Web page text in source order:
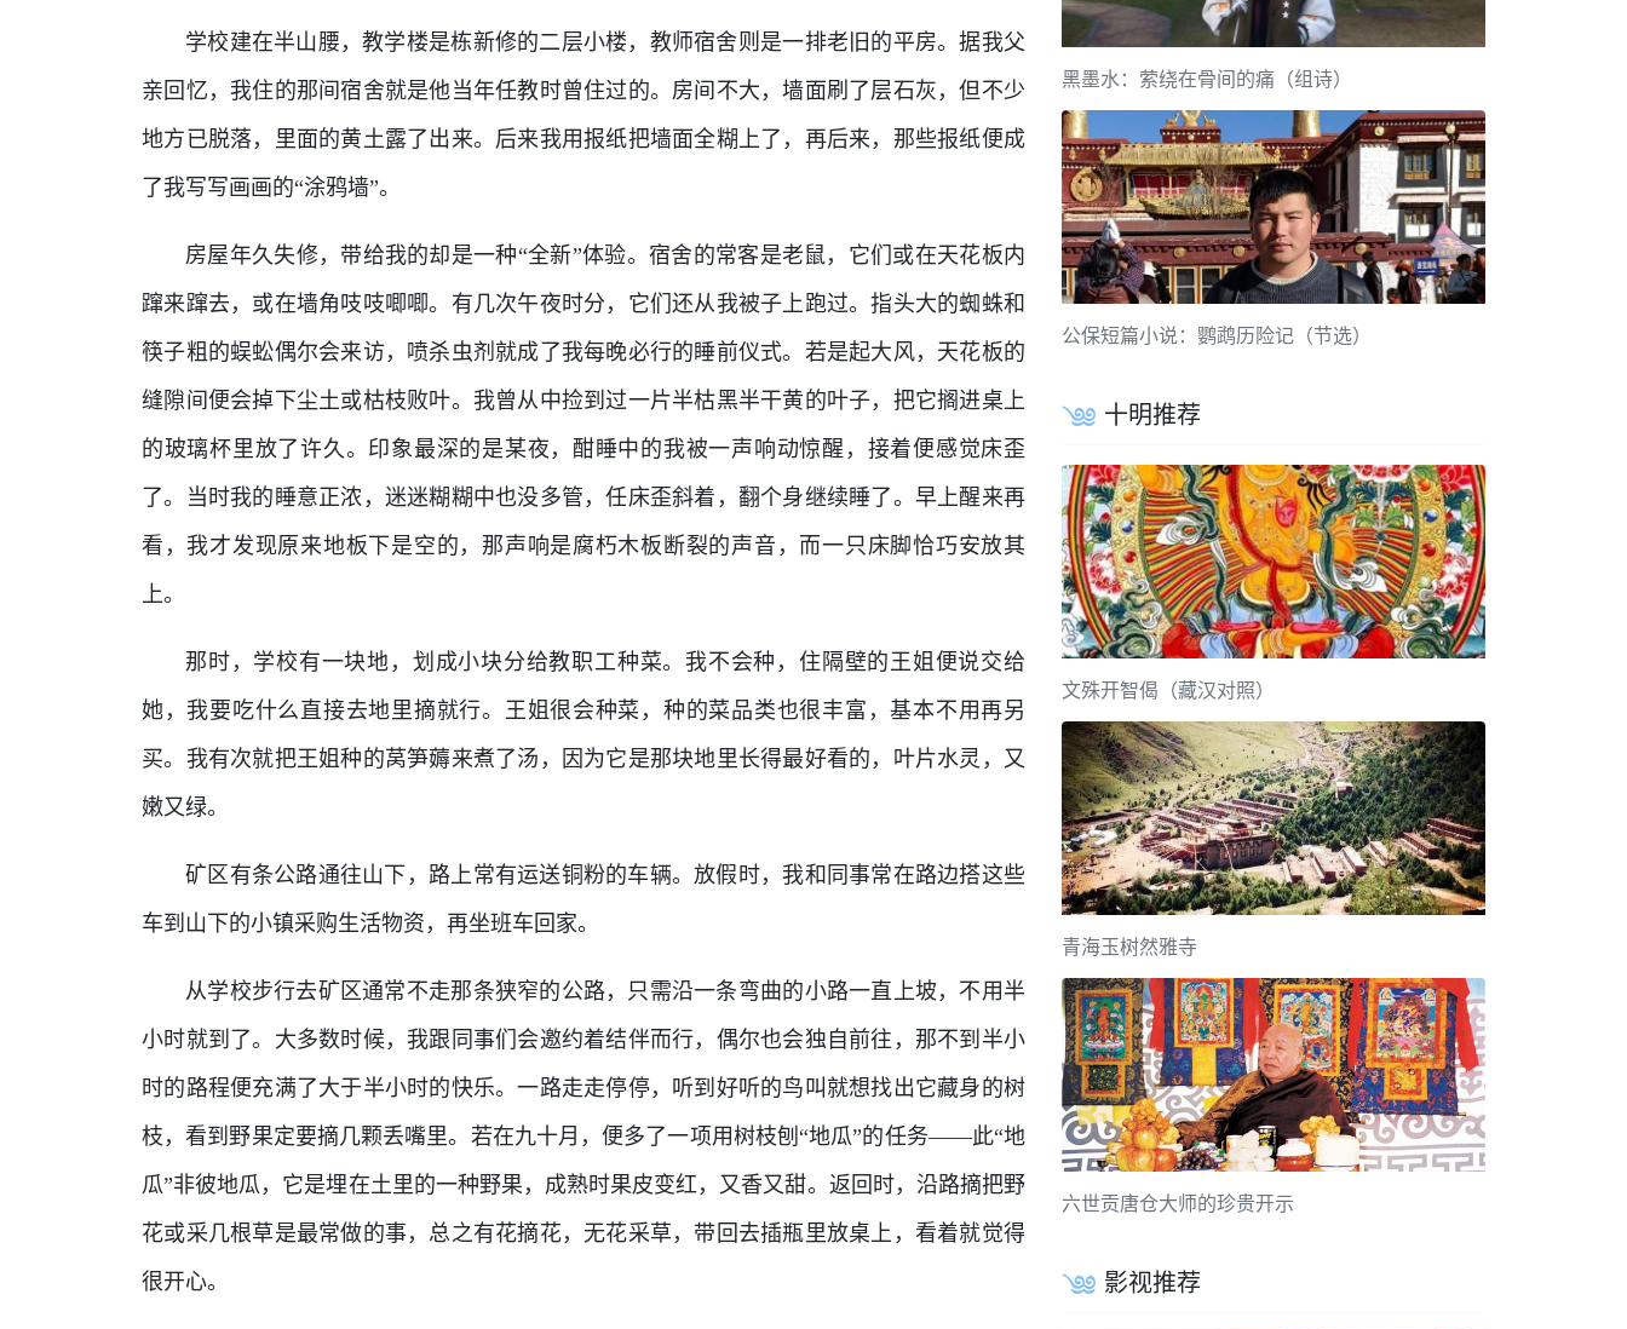
学校建在半山腰，教学楼是栋新修的二层小楼，教师宿舍则是一排老旧的平房。据我父
亲回忆，我住的那间宿舍就是他当年任教时曾住过的。房间不大，墙面刷了层石灰，但不少
地方已脱落，里面的黄土露了出来。后来我用报纸把墙面全糊上了，再后来，那些报纸便成
了我写写画画的“涂鸦墙”。
房屋年久失修，带给我的却是一种“全新”体验。宿舍的常客是老鼠，它们或在天花板内
蹿来蹿去，或在墙角吱吱唧唧。有几次午夜时分，它们还从我被子上跑过。指头大的蜘蛛和
筷子粗的蜈蚣偶尔会来访，喷杀虫剂就成了我每晚必行的睡前仪式。若是起大风，天花板的
缝隙间便会掉下尘土或枯枝败叶。我曾从中捡到过一片半枯黑半干黄的叶子，把它搁进桌上
的玻璃杯里放了许久。印象最深的是某夜，酣睡中的我被一声响动惊醒，接着便感觉床歪
了。当时我的睡意正浓，迷迷糊糊中也没多管，任床歪斜着，翻个身继续睡了。早上醒来再
看，我才发现原来地板下是空的，那声响是腐朽木板断裂的声音，而一只床脚恰巧安放其
上。
那时，学校有一块地，划成小块分给教职工种菜。我不会种，住隔壁的王姐便说交给
她，我要吃什么直接去地里摘就行。王姐很会种菜，种的菜品类也很丰富，基本不用再另
买。我有次就把王姐种的莴笋薅来煮了汤，因为它是那块地里长得最好看的，叶片水灵，又
嫩又绿。
矿区有条公路通往山下，路上常有运送铜粉的车辆。放假时，我和同事常在路边搭这些
车到山下的小镇采购生活物资，再坐班车回家。
从学校步行去矿区通常不走那条狭窄的公路，只需沿一条弯曲的小路一直上坡，不用半
小时就到了。大多数时候，我跟同事们会邀约着结伴而行，偶尔也会独自前往，那不到半小
时的路程便充满了大于半小时的快乐。一路走走停停，听到好听的鸟叫就想找出它藏身的树
枝，看到野果定要摘几颗丢嘴里。若在九十月，便多了一项用树枝刨“地瓜”的任务——此“地
瓜”非彼地瓜，它是埋在土里的一种野果，成熟时果皮变红，又香又甜。返回时，沿路摘把野
花或采几根草是最常做的事，总之有花摘花，无花采草，带回去插瓶里放桌上，看着就觉得
很开心。
黑墨水：萦绕在骨间的痛（组诗）
公保短篇小说：鹦鹉历险记（节选）
十明推荐
文殊开智偈（藏汉对照）
青海玉树然雅寺
六世贡唐仓大师的珍贵开示
影视推荐